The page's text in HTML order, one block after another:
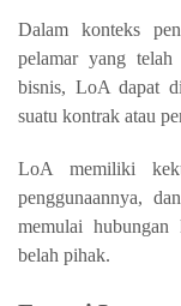
Dalam konteks
pelamar yang
bisnis, LoA dapat
suatu kontrak atau
LoA memiliki
penggunaannya,
memulai hubungan
belah pihak.